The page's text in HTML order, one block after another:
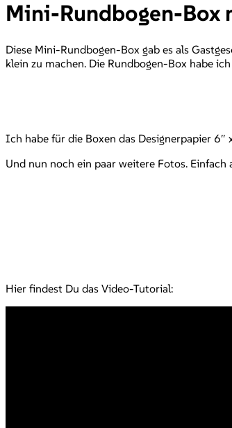
Mini-Rundbogen-Box
Diese Mini-Rundbogen-Box gab es als
klein zu machen. Die Rundbogen-Box habe
Ich habe für die Boxen das Designerpapier
Und nun noch ein paar weitere Fotos.
Hier findest Du das Video-Tutorial: